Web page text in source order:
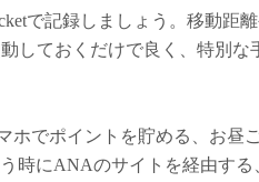
で記録しましょう。移動距
しておくだけで良く、特別な
ホでポイントを貯める、お昼
時にANAのサイトを経由す